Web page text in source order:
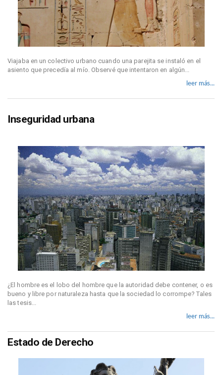
Viajaba en un colectivo urbano cuando una parejita se instaló en el
asiento que precedía al mío. Observé que intentaron en algún...
leer más...
Inseguridad urbana
¿El hombre es el lobo del hombre que la autoridad debe contener, o es
bueno y libre por naturaleza hasta que la sociedad lo corrompe? Tales
las tesis...
leer más...
Estado de Derecho